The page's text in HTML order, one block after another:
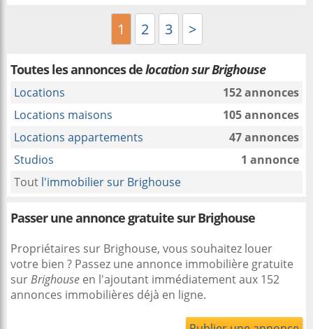
1 2 3 >
Toutes les annonces delocation sur Brighouse
Locations
152 annonces
Locations maisons
105 annonces
Locations appartements
47 annonces
Studios
1 annonce
Tout l'immobilier sur Brighouse
Passer une annonce gratuite sur Brighouse
Propriétaires sur Brighouse, vous souhaitez louer
votre bien ? Passez une annonce immobilière gratuite
surBrighouse en l'ajoutant immédiatement aux 152
annonces immobilières déjà en ligne.